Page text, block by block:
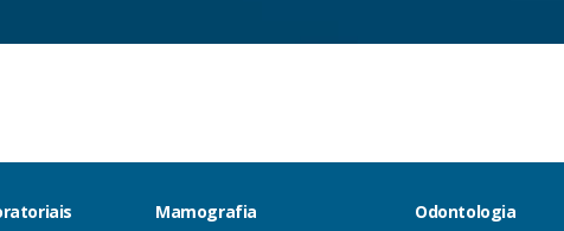
Mamografia
Odontologia